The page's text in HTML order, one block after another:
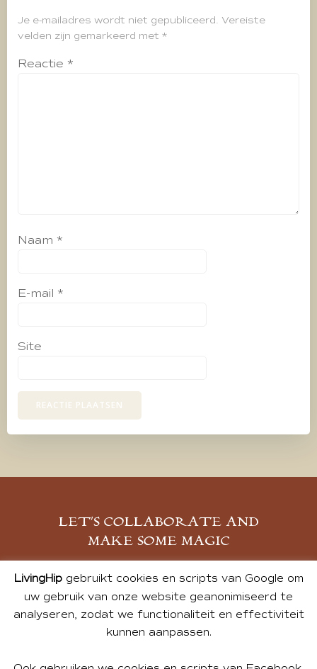
Je e-mailadres wordt niet gepubliceerd. Vereiste
velden zijn gemarkeerd met *
Reactie *
Naam *
E-mail *
Site
LET’S COLLABORATE AND
MAKE SOME MAGIC
MELD JE AAN
LivingHipgebruikt cookies en scripts van Google om
uw gebruik van onze website geanonimiseerd te
analyseren, zodat we functionaliteit en effectiviteit
kunnen aanpassen.